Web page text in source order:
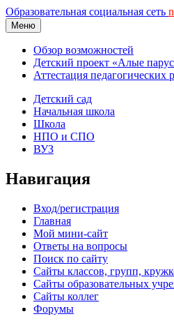
Образовательная социальная сеть
Меню
Обзор возможностей
Детский проект «Алые
Аттестация педагогических
Детский сад
Начальная школа
Школа
НПО и СПО
ВУЗ
Навигация
Вход/регистрация
Главная
Мой мини-сайт
Ответы на вопросы
Поиск по сайту
Сайты классов, групп,
Сайты образовательных
Сайты коллег
Форумы